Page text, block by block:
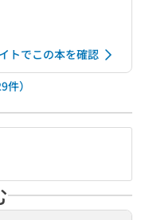
トでこの本を確認
）